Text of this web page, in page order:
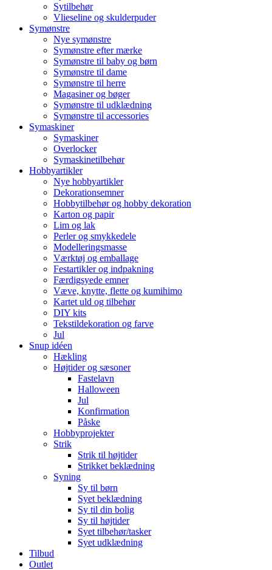
Sytilbehør
Vlieseline og skulderpuder
Symønstre
Nye symønstre
Symønstre efter mærke
Symønstre til baby og børn
Symønstre til dame
Symønstre til herre
Magasiner og bøger
Symønstre til udklædning
Symønstre til accessories
Symaskiner
Symaskiner
Overlocker
Symaskinetilbehør
Hobbyartikler
Nye hobbyartikler
Dekorationsemner
Hobbytilbehør og hobby dekoration
Karton og papir
Lim og lak
Perler og smykkedele
Modelleringsmasse
Værktøj og emballage
Festartikler og indpakning
Færdigsyede emner
Væve, knytte, flette og kumihimo
Kartet uld og tilbehør
DIY kits
Tekstildekoration og farve
Jul
Snup idéen
Hækling
Højtider og sæsoner
Fastelavn
Halloween
Jul
Konfirmation
Påske
Hobbyprojekter
Strik
Strik til højtider
Strikket beklædning
Syning
Sy til børn
Syet beklædning
Sy til din bolig
Sy til højtider
Syet tilbehør/tasker
Syet udklædning
Tilbud
Outlet